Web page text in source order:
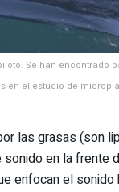
Se han
el estudio de
las grasas (son
en la frente
enfocan el